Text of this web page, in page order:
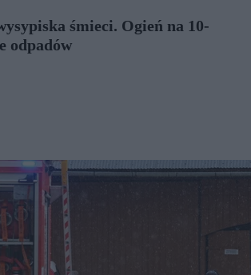
śmieci. Ogień na 10-
odpadów